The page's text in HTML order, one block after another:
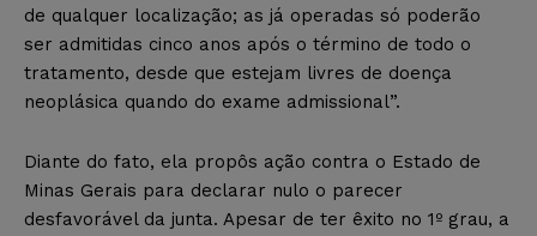
de qualquer localização; as já operadas só poderão
ser admitidas cinco anos após o término de todo o
tratamento, desde que estejam livres de doença
neoplásica quando do exame admissional”.
Diante do fato, ela propôs ação contra o Estado de
Minas Gerais para declarar nulo o parecer
desfavorável da junta. Apesar de ter êxito no 1º grau, a